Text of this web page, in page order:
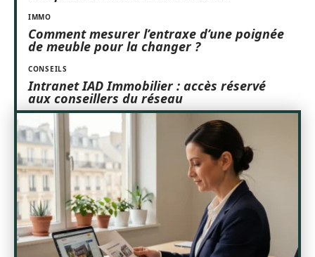
IMMO
Comment mesurer l’entraxe d’une poignée
de meuble pour la changer ?
CONSEILS
Intranet IAD Immobilier : accès réservé
aux conseillers du réseau